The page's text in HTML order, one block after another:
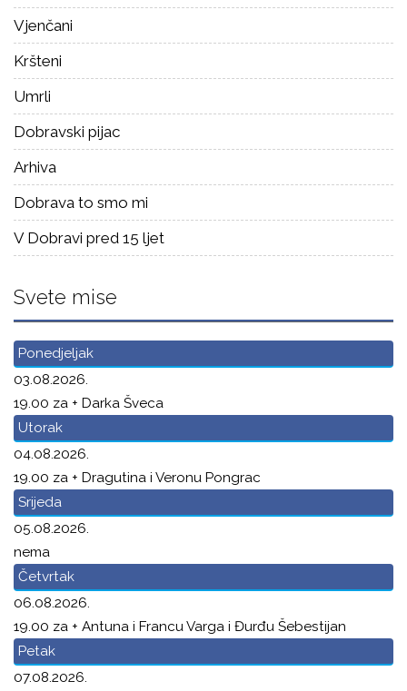
Vjenčani
Kršteni
Umrli
Dobravski pijac
Arhiva
Dobrava to smo mi
V Dobravi pred 15 ljet
Svete mise
Ponedjeljak
03.08.2026.
19.00 za + Darka Šveca
Utorak
04.08.2026.
19.00 za + Dragutina i Veronu Pongrac
Srijeda
05.08.2026.
nema
Četvrtak
06.08.2026.
19.00 za + Antuna i Francu Varga i Đurđu Šebestijan
Petak
07.08.2026.